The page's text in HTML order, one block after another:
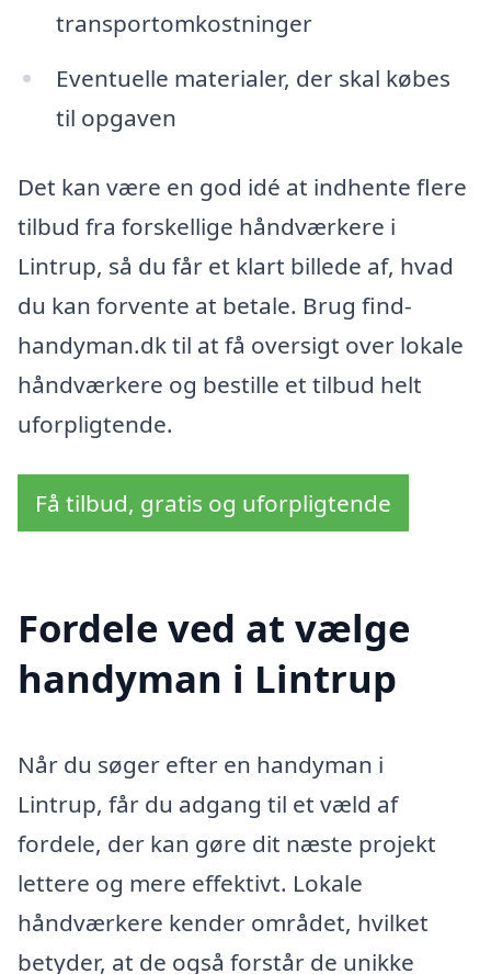
transportomkostninger
Eventuelle materialer, der skal købes
til opgaven
Det kan være en god idé at indhente flere
tilbud fra forskellige håndværkere i
Lintrup, så du får et klart billede af, hvad
du kan forvente at betale. Brug find-
handyman.dk til at få oversigt over lokale
håndværkere og bestille et tilbud helt
uforpligtende.
Få tilbud, gratis og uforpligtende
Fordele ved at vælge
handyman i Lintrup
Når du søger efter en handyman i
Lintrup, får du adgang til et væld af
fordele, der kan gøre dit næste projekt
lettere og mere effektivt. Lokale
håndværkere kender området, hvilket
betyder, at de også forstår de unikke